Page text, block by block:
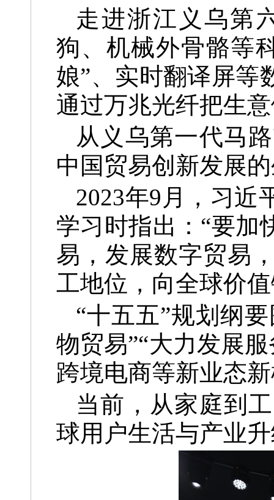
走进浙江义乌第
狗、机械外骨骼等
娘”、实时翻译屏等
通过万兆光纤把生
从义乌第一代马
中国贸易创新发展
2023年9月，习近
学习时指出：“要加
易，发展数字贸易
工地位，向全球价
“十五五”规划纲
物贸易”“大力发展
跨境电商等新业态
当前，从家庭到
球用户生活与产业